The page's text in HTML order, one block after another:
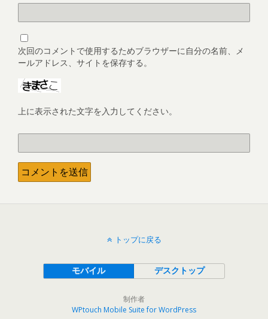
次回のコメントで使用するためブラウザーに自分の名前、メ
ールアドレス、サイトを保存する。
上に表示された文字を入力してください。
トップに戻る
モバイル デスクトップ
制作者
WPtouch Mobile Suite for WordPress